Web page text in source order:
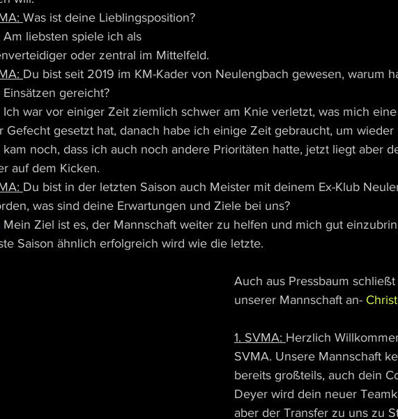
Was ist deine Lieblingsposition?
Am liebsten spiele ich als
oder zentral im Mittelfeld.
Du bist seit 2019 im KM-Kader von Neulengbach gewesen, warum
Einsätzen gereicht?
Ich war vor einiger Zeit ziemlich schwer am Knie verletzt, was mich
Gefecht gesetzt hat, danach habe ich einige Zeit gebraucht, um
kam noch, dass ich auch noch andere Prioritäten hatte, jetzt liegt aber
auf dem Kicken.
Du bist in der letzten Saison auch Meister mit deinem Ex-Klub
was sind deine Erwartungen und Ziele bei uns?
Mein Ziel ist es, der Mannschaft weiter zu helfen und mich gut
Saison ähnlich erfolgreich wird wie die letzte.
Auch aus Pressbaum
unserer Mannschaft an-
1. SVMA: Herzlich
SVMA. Unsere Mannschaft
bereits großteils, auch dein
Deyer wird dein neuer
aber der Transfer zu uns zu